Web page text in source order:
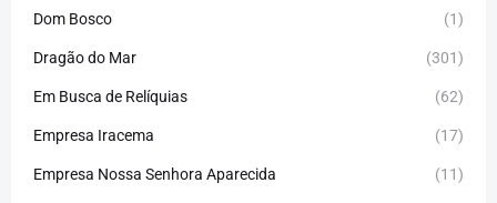
Dom Bosco (1)
Dragão do Mar (301)
Em Busca de Relíquias (62)
Empresa Iracema (17)
Empresa Nossa Senhora Aparecida (11)